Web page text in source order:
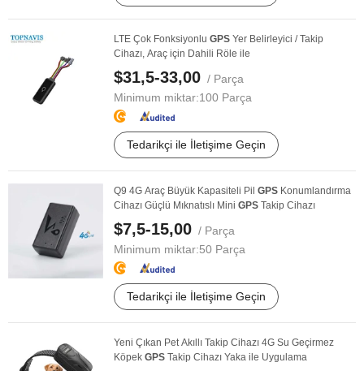
LTE Çok Fonksiyonlu GPS Yer Belirleyici / Takip
Cihazı, Araç için Dahili Röle ile
$31,5-33,00 / Parça
Minimum miktar:100 Parça
Tedarikçi ile İletişime Geçin
Q9 4G Araç Büyük Kapasiteli Pil GPS Konumlandırma
Cihazı Güçlü Mıknatıslı Mini GPS Takip Cihazı
$7,5-15,00 / Parça
Minimum miktar:50 Parça
Tedarikçi ile İletişime Geçin
Yeni Çıkan Pet Akıllı Takip Cihazı 4G Su Geçirmez
Köpek GPS Takip Cihazı Yaka ile Uygulama